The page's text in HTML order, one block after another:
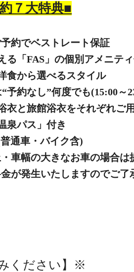
７大特典■
約でベストレート保証
る「FAS」の個別アメニテ
食から選べるスタイル
予約なし”何度でも(15:00～
衣と旅館浴衣をそれぞれご
泉パス」付き
通車・バイク含)
車幅の大きなお車の場合は
が発生いたしますのでご了
ください】 ※